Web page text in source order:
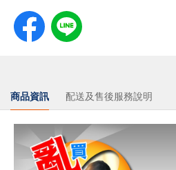
商品資訊 配送及售後服務說明